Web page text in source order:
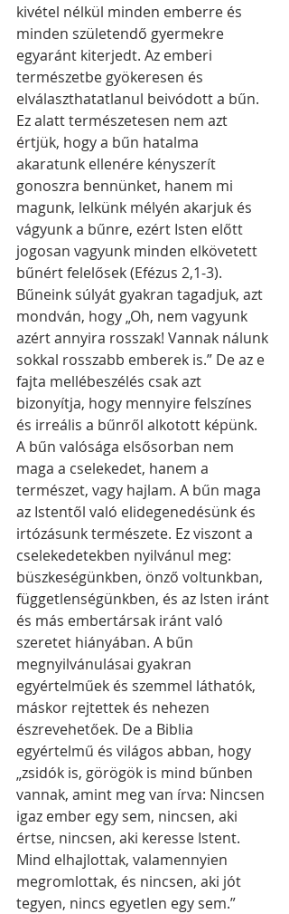
kivétel nélkül minden emberre és
minden születendő gyermekre
egyaránt kiterjedt. Az emberi
természetbe gyökeresen és
elválaszthatatlanul beivódott a bűn.
Ez alatt természetesen nem azt
értjük, hogy a bűn hatalma
akaratunk ellenére kényszerít
gonoszra bennünket, hanem mi
magunk, lelkünk mélyén akarjuk és
vágyunk a bűnre, ezért Isten előtt
jogosan vagyunk minden elkövetett
bűnért felelősek (Efézus 2,1-3).
Bűneink súlyát gyakran tagadjuk, azt
mondván, hogy „Oh, nem vagyunk
azért annyira rosszak! Vannak nálunk
sokkal rosszabb emberek is.” De az e
fajta mellébeszélés csak azt
bizonyítja, hogy mennyire felszínes
és irreális a bűnről alkotott képünk.
A bűn valósága elsősorban nem
maga a cselekedet, hanem a
természet, vagy hajlam. A bűn maga
az Istentől való elidegenedésünk és
irtózásunk természete. Ez viszont a
cselekedetekben nyilvánul meg:
büszkeségünkben, önző voltunkban,
függetlenségünkben, és az Isten iránt
és más embertársak iránt való
szeretet hiányában. A bűn
megnyilvánulásai gyakran
egyértelműek és szemmel láthatók,
máskor rejtettek és nehezen
észrevehetőek. De a Biblia
egyértelmű és világos abban, hogy
„zsidók is, görögök is mind bűnben
vannak, amint meg van írva: Nincsen
igaz ember egy sem, nincsen, aki
értse, nincsen, aki keresse Istent.
Mind elhajlottak, valamennyien
megromlottak, és nincsen, aki jót
tegyen, nincs egyetlen egy sem.”